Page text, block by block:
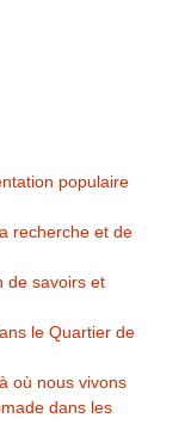
populaire
recherche et de
de savoirs et
le Quartier de
où nous vivons
dans les